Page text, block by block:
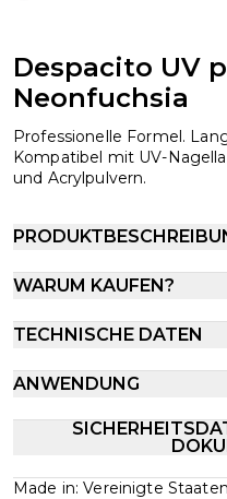
Despacito UV
Neonfuchsia
Professionelle Formel.
Kompatibel mit UV-
und Acrylpulvern.
WARUM KAUFEN?
TECHNISCHE DATEN
ANWENDUNG
Made in: Vereinigte Staaten